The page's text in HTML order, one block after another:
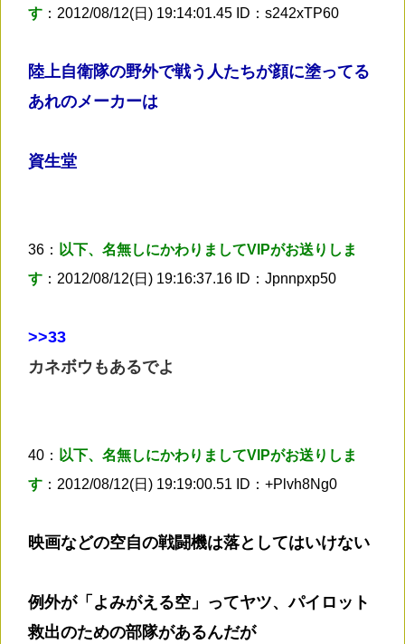
す ：2012/08/12(日) 19:14:01.45 ID：s242xTP60
陸上自衛隊の野外で戦う人たちが顔に塗ってる
あれのメーカーは
資生堂
36： 以下、名無しにかわりましてVIPがお送りしま
す ：2012/08/12(日) 19:16:37.16 ID：Jpnnpxp50
>>33
カネボウもあるでよ
40： 以下、名無しにかわりましてVIPがお送りしま
す ：2012/08/12(日) 19:19:00.51 ID：+Plvh8Ng0
映画などの空自の戦闘機は落としてはいけない
例外が「よみがえる空」ってヤツ、パイロット
救出のための部隊があるんだが